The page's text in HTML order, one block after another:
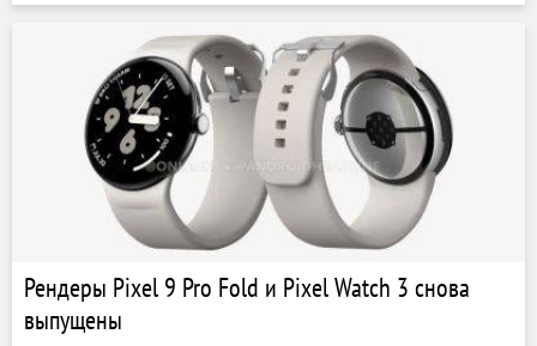
Рендеры Pixel 9 Pro Fold и Pixel Watch 3 снова
выпущены